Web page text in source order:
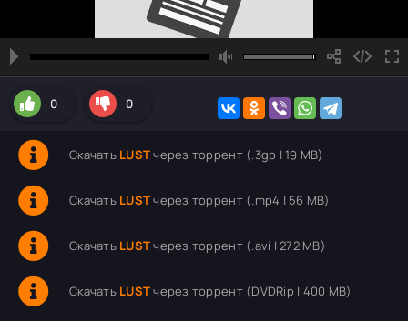
0 0
Скачать LUSTчерез торрент (.3gp | 19 MB)
Скачать LUSTчерез торрент (.mp4 | 56 MB)
Скачать LUSTчерез торрент (.avi | 272 MB)
Скачать LUSTчерез торрент (DVDRip | 400 MB)